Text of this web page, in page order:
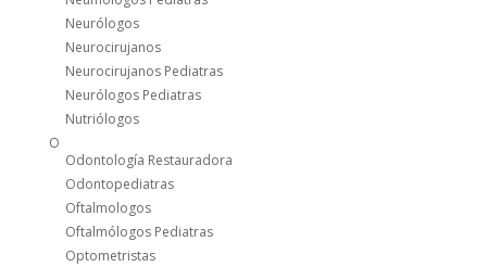
Neurólogos
Neurocirujanos
Neurocirujanos Pediatras
Neurólogos Pediatras
Nutriólogos
O
Odontología Restauradora
Odontopediatras
Oftalmologos
Oftalmólogos Pediatras
Optometristas